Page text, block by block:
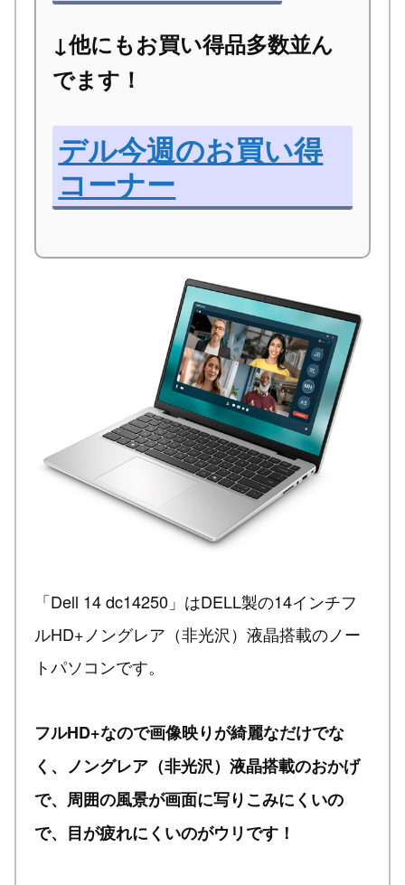
↓他にもお買い得品多数並ん
でます！
デル今週のお買い得
コーナー
「Dell 14 dc14250」はDELL製の14インチフ
ルHD+ノングレア（非光沢）液晶搭載のノー
トパソコンです。
フルHD+なので画像映りが綺麗なだけでな
く、ノングレア（非光沢）液晶搭載のおかげ
で、周囲の風景が画面に写りこみにくいの
で、目が疲れにくいのがウリです！